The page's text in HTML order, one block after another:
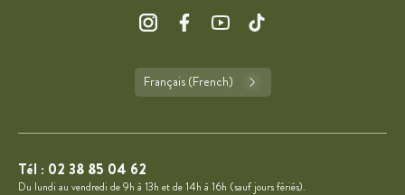
Français (French)
Tél : 02 38 85 04 62
Du lundi au vendredi de 9h à 13h et de 14h à 16h (sauf jours fériés).